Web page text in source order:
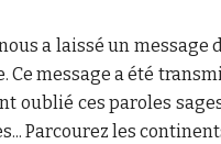
a laissé un message
message a été
oublié ces paroles
Parcourez les